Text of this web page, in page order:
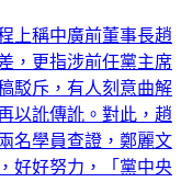
上稱中廣前董事長趙
，更指涉前任黨主席
駁斥，有人刻意曲解
以訛傳訛。對此，趙
名學員查證，鄭麗文
好好努力，「黨中央